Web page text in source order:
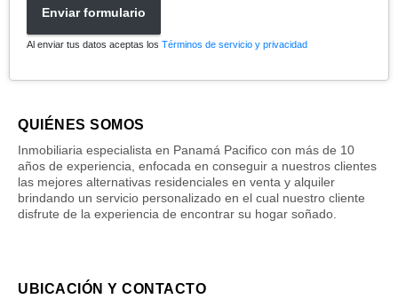
Enviar formulario
Al enviar tus datos aceptas los Términos de servicio y privacidad
QUIÉNES SOMOS
Inmobiliaria especialista en Panamá Pacifico con más de 10
años de experiencia, enfocada en conseguir a nuestros clientes
las mejores alternativas residenciales en venta y alquiler
brindando un servicio personalizado en el cual nuestro cliente
disfrute de la experiencia de encontrar su hogar soñado.
UBICACIÓN Y CONTACTO